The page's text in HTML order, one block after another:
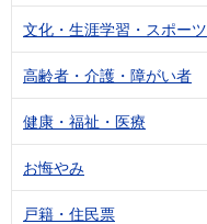
文化・生涯学習・スポーツ
高齢者・介護・障がい者
健康・福祉・医療
お悔やみ
戸籍・住民票